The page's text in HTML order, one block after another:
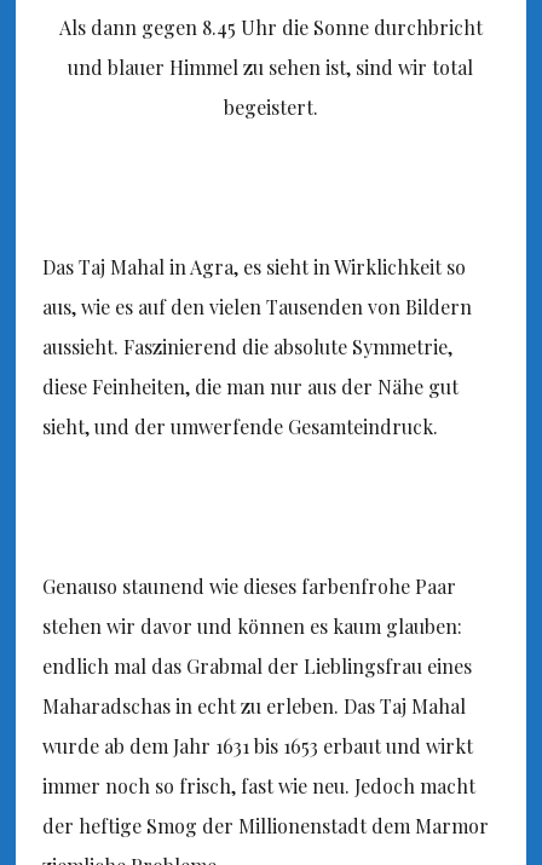
Als dann gegen 8.45 Uhr die Sonne durchbricht
und blauer Himmel zu sehen ist, sind wir total
begeistert.
Das Taj Mahal in Agra, es sieht in Wirklichkeit so
aus, wie es auf den vielen Tausenden von Bildern
aussieht. Faszinierend die absolute Symmetrie,
diese Feinheiten, die man nur aus der Nähe gut
sieht, und der umwerfende Gesamteindruck.
Genauso staunend wie dieses farbenfrohe Paar
stehen wir davor und können es kaum glauben:
endlich mal das Grabmal der Lieblingsfrau eines
Maharadschas in echt zu erleben. Das Taj Mahal
wurde ab dem Jahr 1631 bis 1653 erbaut und wirkt
immer noch so frisch, fast wie neu. Jedoch macht
der heftige Smog der Millionenstadt dem Marmor